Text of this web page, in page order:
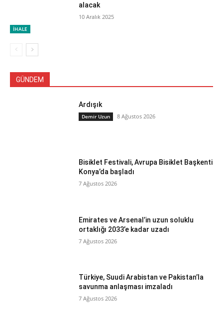
İHALE
alacak
10 Aralık 2025
GÜNDEM
Ardışık
Demir Uzun 8 Ağustos 2026
Bisiklet Festivali, Avrupa Bisiklet Başkenti
Konya’da başladı
7 Ağustos 2026
Emirates ve Arsenal’in uzun soluklu
ortaklığı 2033’e kadar uzadı
7 Ağustos 2026
Türkiye, Suudi Arabistan ve Pakistan’la
savunma anlaşması imzaladı
7 Ağustos 2026